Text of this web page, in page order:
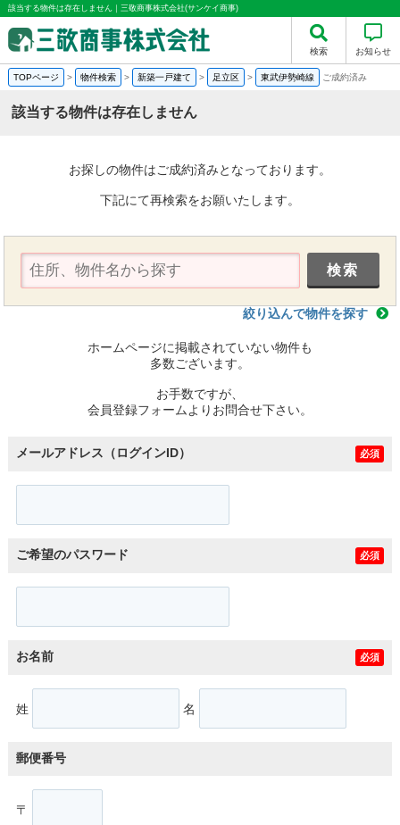
該当する物件は存在しません｜三敬商事株式会社(サンケイ商事)
検索 お知らせ
TOPページ > 物件検索 > 新築一戸建て > 足立区 > 東武伊勢崎線 ご成約済み
該当する物件は存在しません
お探しの物件はご成約済みとなっております。
下記にて再検索をお願いたします。
絞り込んで物件を探す
ホームページに掲載されていない物件も
多数ございます。
お手数ですが、
会員登録フォームよりお問合せ下さい。
メールアドレス（ログインID） 必須
ご希望のパスワード 必須
お名前 必須
姓 名
郵便番号
〒